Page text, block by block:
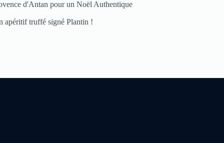
d'Antan pour un Noël Authentique
apéritif truffé signé Plantin !